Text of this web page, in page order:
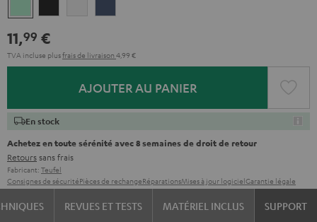
Green
White
11,99 €
TVA incluse plusfrais de livraison 4,99 €
AJOUTER AU PANIER
En stock
Achetez en toute sérénité avec 8 semaines de droit de retour
Retourssans frais
Fabricant: Teufel
Consignes de sécuritéPièces de rechangeRéparationsMises à jour logicielGarantie légale
REVUES ET TESTS MATÉRIEL INCLUS SUPPORT